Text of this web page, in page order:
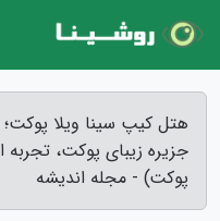
هتل کیپ سینا ویلا
جزیره زیبای پوکت،
پوکت) - مجله اندیشه